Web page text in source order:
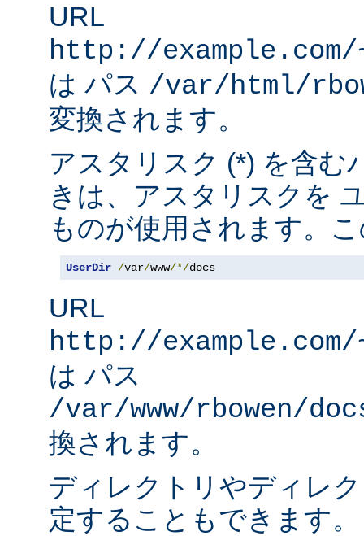
URL
http://
は パス /var/html/
変換されます。
アスタリスク (*) を含む
きは、アスタリスクを
ものが使用されます。
UserDir /var/www/*/docs
URL
http://
は パス
/var/www/rbowen/
換されます。
ディレクトリやディレ
定することもできます。